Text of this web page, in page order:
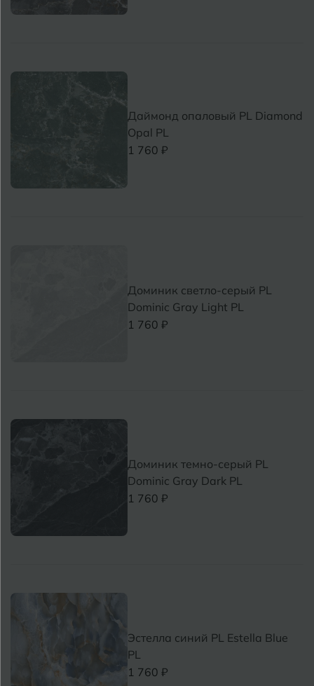
Даймонд опаловый PL Diamond
Opal PL
1 760 ₽
Доминик светло-серый PL
Dominic Gray Light PL
1 760 ₽
Доминик темно-серый PL
Dominic Gray Dark PL
1 760 ₽
Эстелла синий PL Estella Blue
PL
1 760 ₽